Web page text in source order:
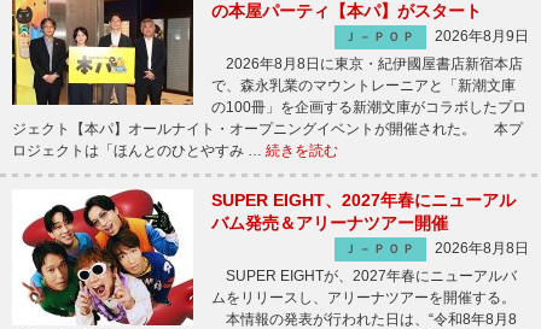
の本屋パーティ【本パ】がスタート
Ｊ－ＰＯＰ
2026年8月9日
2026年8月8日に東京・紀伊國屋書店新宿本店
で、森永乳業のマウントレーニアと「新潮文庫
の100冊」を企画する新潮文庫がコラボしたプロ
ジェクト【本パ】オールナイト・オープニングイベントが開催された。 本プ
ロジェクトは「ほんとのひとやすみ … 続きを読む
SUPER EIGHT、2027年春にニューアル
バム発売＆アリーナツアー開催
Ｊ－ＰＯＰ
2026年8月8日
SUPER EIGHTが、2027年春にニューアルバ
ムをリリースし、アリーナツアーを開催する。
本情報の発表が行われた日は、“令和8年8月8